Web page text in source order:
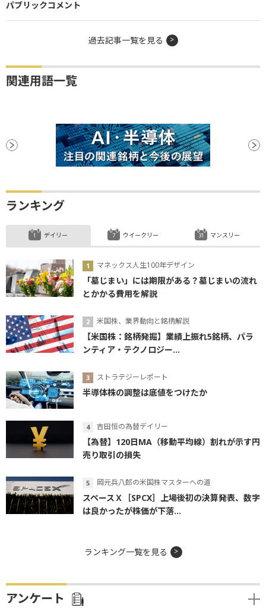
パブリックコメント
過去記事一覧を見る
関連用語一覧
ランキング
デイリー
マネックス人生100年デザイン
「墓じまい」には期限がある？墓じまいの流れ
とかかる費用を解説
米国株、業界動向と銘柄解説
【米国株：銘柄発掘】業績上振れ5銘柄、パラ
ンティア・テクノロジー...
ストラテジーレポート
半導体株の調整は底値をつけたか
吉田恒の為替デイリー
【為替】120日MA（移動平均線）割れが示す円
売り取引の損失
岡元兵八郎の米国株マスターへの道
スペースＸ［SPCX］上場後初の決算発表、数字
は良かったが株価が下落...
ウイークリー マンスリー
ランキング一覧を見る
アンケート